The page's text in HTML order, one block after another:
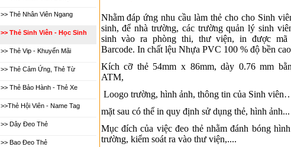
Nhằm đáp ứng nhu cầu làm thẻ cho cho Sinh
sinh, để nhà trường, các trường quản lý sinh
sinh vào ra phòng thi, thư viện, in được mã
Barcode. In chất lệu Nhựa PVC 100 % độ bền
Kích cỡ thẻ 54mm x 86mm, dày 0.76 mm
ATM,
Loogo trường, hình ảnh, thông tin của Sinh
mặt sau có thể in quy định sử dụng thẻ, hình ảnh...
Mục đích của việc đeo thẻ nhằm đánh bóng
trường, kiểm soát ra vào thư viện,....
>> Thẻ Nhân Viên Ngang
>> Thẻ Sinh Viên - Học Sinh
>> Thẻ Vip - Khuyến Mãi
>> Thẻ Cảm Ứng, Thẻ Từ
>> Thẻ Bảo Hành - Thẻ Xe
>>thẻ Hội Viên - Name Tag
>> Dây Đeo Thẻ
>> Bao Đeo Thẻ